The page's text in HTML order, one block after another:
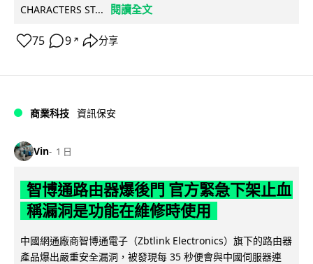
CHARACTERS ST...
閱讀全文
75 9 ↗ 分享
商業科技 資訊保安
Vin 1 日
智博通路由器爆後門 官方緊急下架止血
稱漏洞是功能在維修時使用
中國網通廠商智博通電子（Zbtlink Electronics）旗下的路由器
產品爆出嚴重安全漏洞，被發現每 35 秒便會與中國伺服器連